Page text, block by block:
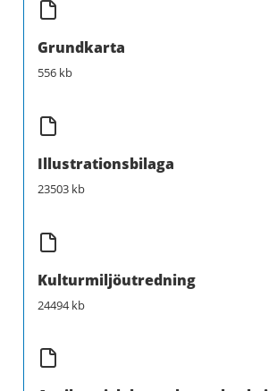
Grundkarta
556 kb
Illustrationsbilaga
23503 kb
Kulturmiljöutredning
24494 kb